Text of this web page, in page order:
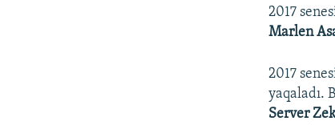
2017
Marlen
2017
yaqaladı.
Server